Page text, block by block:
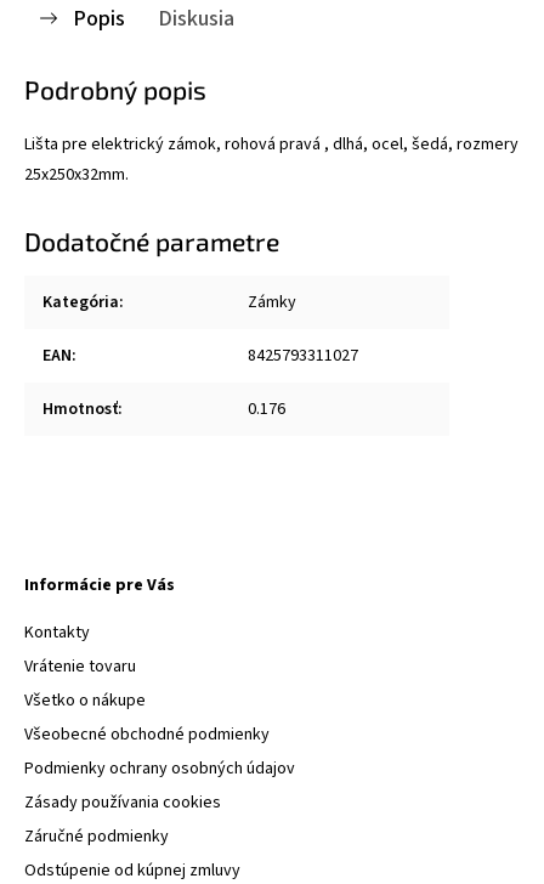
Popis Diskusia
Podrobný popis
Lišta pre elektrický zámok, rohová pravá , dlhá, ocel, šedá, rozmery
25x250x32mm.
Dodatočné parametre
Kategória: Zámky
EAN: 8425793311027
Hmotnosť: 0.176
Informácie pre Vás
Kontakty
Vrátenie tovaru
Všetko o nákupe
Všeobecné obchodné podmienky
Podmienky ochrany osobných údajov
Zásady používania cookies
Záručné podmienky
Odstúpenie od kúpnej zmluvy